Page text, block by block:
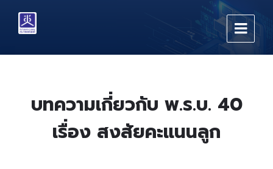
content
main
footer
บทความเกี่ยวกับ พ.ร.บ. 40
เรื่อง สงสัยคะแนนลูก